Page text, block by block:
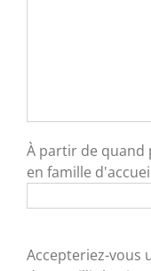
À partir de quand
en famille
Accepteriez-vous